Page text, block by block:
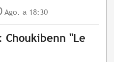
Ago. a 18:30
Choukibenn "Le